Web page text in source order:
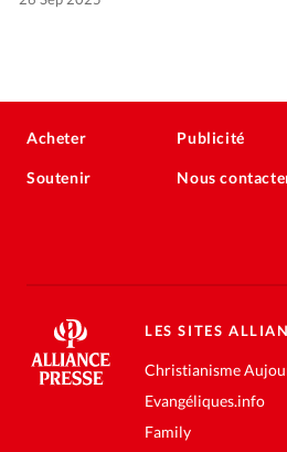
Acheter
Soutenir
Publicité
Nous
LES SITES
Christianisme
Evangéliques.info
Family